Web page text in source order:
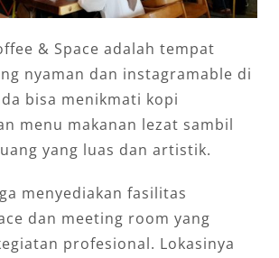
& Space adalah tempat
nyaman dan instagramable di
bisa menikmati kopi
menu makanan lezat sambil
yang luas dan artistik.
menyediakan fasilitas
dan meeting room yang
profesional. Lokasinya